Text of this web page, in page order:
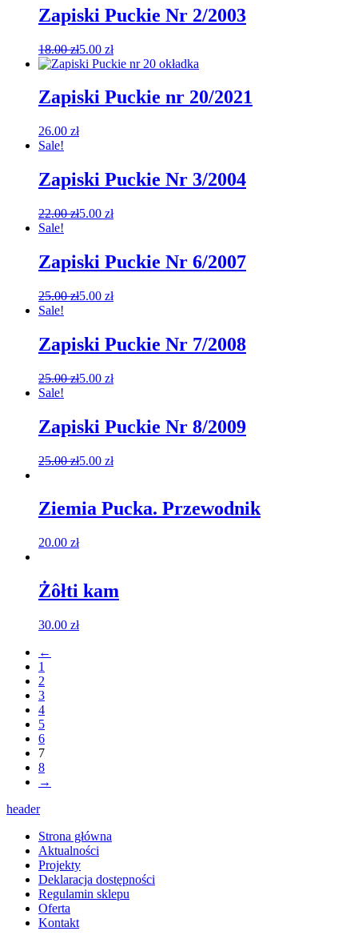
Zapiski Puckie Nr 2/2003
18.00zł5.00 zł
Zapiski Puckie nr 20/2021
26.00 zł
Sale!
Zapiski Puckie Nr 3/2004
22.00zł5.00 zł
Sale!
Zapiski Puckie Nr 6/2007
25.00zł5.00 zł
Sale!
Zapiski Puckie Nr 7/2008
25.00zł5.00 zł
Sale!
Zapiski Puckie Nr 8/2009
25.00zł5.00 zł
Ziemia Pucka. Przewodnik
20.00 zł
Żôłti kam
30.00 zł
←
1
2
3
4
5
6
7
8
→
header
Strona główna
Aktualności
Projekty
Deklaracja dostępności
Regulamin sklepu
Oferta
Kontakt